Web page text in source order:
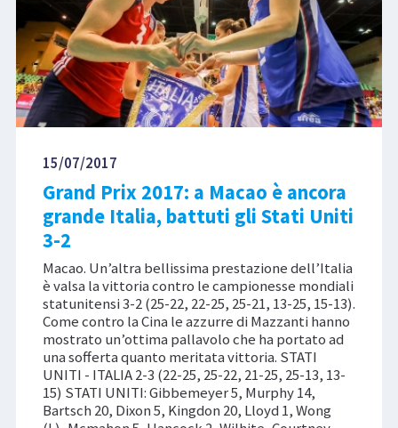
15/07/2017
Grand Prix 2017: a Macao è ancora
grande Italia, battuti gli Stati Uniti
3-2
Macao. Un’altra bellissima prestazione dell’Italia
è valsa la vittoria contro le campionesse mondiali
statunitensi 3-2 (25-22, 22-25, 25-21, 13-25, 15-13).
Come contro la Cina le azzurre di Mazzanti hanno
mostrato un’ottima pallavolo che ha portato ad
una sofferta quanto meritata vittoria. STATI
UNITI - ITALIA 2-3 (22-25, 25-22, 21-25, 25-13, 13-
15) STATI UNITI: Gibbemeyer 5, Murphy 14,
Bartsch 20, Dixon 5, Kingdon 20, Lloyd 1, Wong